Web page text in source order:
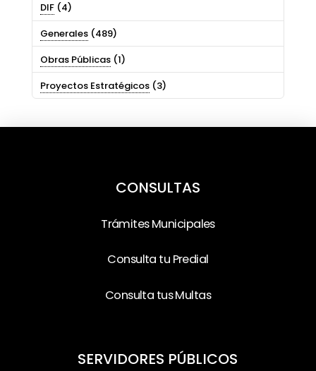
DIF(4)
Generales(489)
Obras Públicas(1)
Proyectos Estratégicos(3)
CONSULTAS
Trámites Municipales
Consulta tu Predial
Consulta tus Multas
SERVIDORES PÚBLICOS